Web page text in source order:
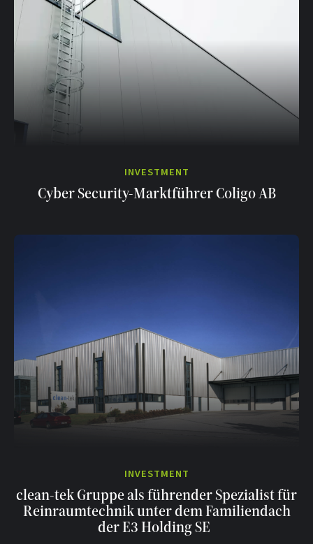
INVESTMENT
Cyber Security-Marktführer Coligo AB
INVESTMENT
clean-tek Gruppe als führender Spezialist für
Reinraumtechnik unter dem Familiendach
der E3 Holding SE